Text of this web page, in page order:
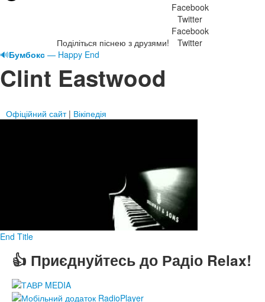
Поділіться піснею з друзями!
Facebook
Twitter
Facebook
Twitter
🔊Бумбокс — Happy End
Clint Eastwood
Офіційний сайт| Вікіпедія
End Title
👍 Приєднуйтесь до Радіо Relax!